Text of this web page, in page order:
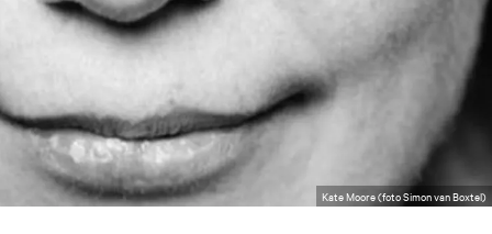
Kate Moore (foto Simon van Boxtel)